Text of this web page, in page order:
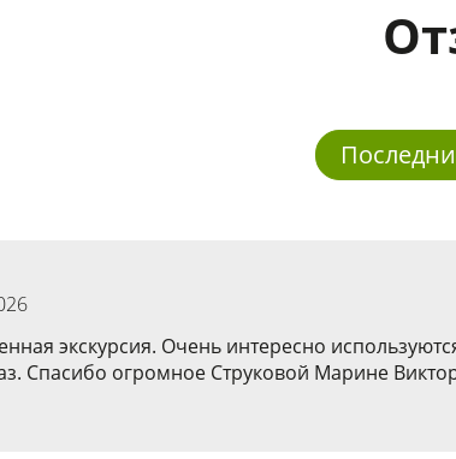
экскурсия. Очень интересно
Спасибо огромное Струковой Марине